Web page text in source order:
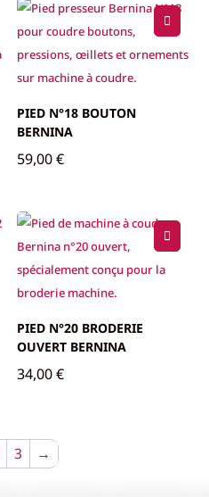
PIED N°18 BOUTON
BERNINA
59,00€
PIED N°20 BRODERIE
OUVERT BERNINA
34,00€
3 →